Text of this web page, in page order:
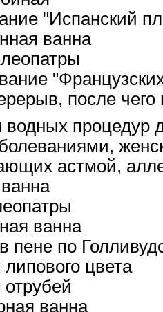
"Испанский
ванна
после
водных процедур
астмой,
ванна
пене по
цвета
ванна